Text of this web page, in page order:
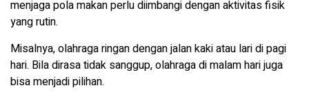
menjaga pola makan perlu diimbangi dengan aktivitas fisik
yang rutin.
Misalnya, olahraga ringan dengan jalan kaki atau lari di pagi
hari. Bila dirasa tidak sanggup, olahraga di malam hari juga
bisa menjadi pilihan.